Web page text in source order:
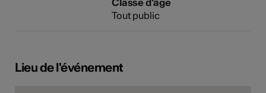
Classe d'âge
Tout public
Lieu de l'événement